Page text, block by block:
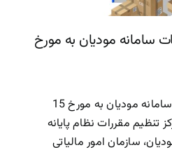
سامانهسامانه مودیان به مورخ
تغییرات واحد کالا/خدمات سامانه مودیان به مورخ 15
مرکز تنظیم مقررات نظام پایانه
سازمان امور مالیاتی